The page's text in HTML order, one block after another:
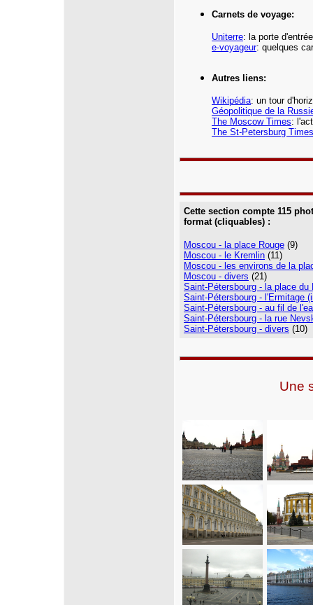
Carnets de voyage:
Uniterre: la porte
e-voyageur: quelques
Autres liens:
Wikipédia: un tour
Géopolitique de la
The Moscow Times:
The St-Petersburg Times
Cette section compte 115
format (cliquables) :
Moscou - la place Rouge (9)
Moscou - le Kremlin (11)
Moscou - les environs de la
Moscou - divers (21)
Saint-Pétersbourg - la place
Saint-Pétersbourg - l'Ermitage
Saint-Pétersbourg - au fil de
Saint-Pétersbourg - la rue
Saint-Pétersbourg - divers (10)
Une